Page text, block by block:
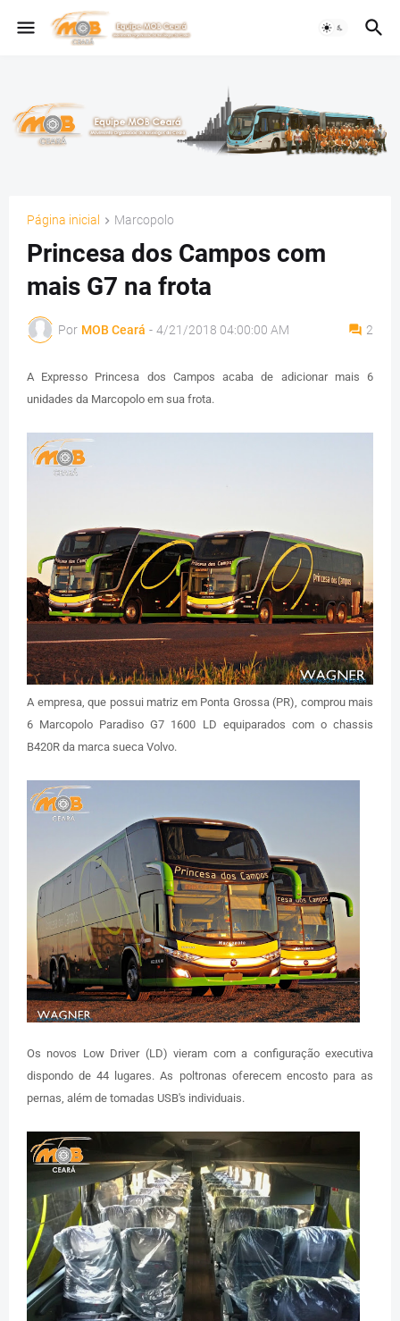
Página inicial Marcopolo
Princesa dos Campos com
mais G7 na frota
Por MOB Ceará - 4/21/2018 04:00:00 AM 2
A Expresso Princesa dos Campos acaba de adicionar mais 6
unidades da Marcopolo em sua frota.
A empresa, que possui matriz em Ponta Grossa (PR), comprou mais
6 Marcopolo Paradiso G7 1600 LD equiparados com o chassis
B420R da marca sueca Volvo.
Os novos Low Driver (LD) vieram com a configuração executiva
dispondo de 44 lugares. As poltronas oferecem encosto para as
pernas, além de tomadas USB's individuais.